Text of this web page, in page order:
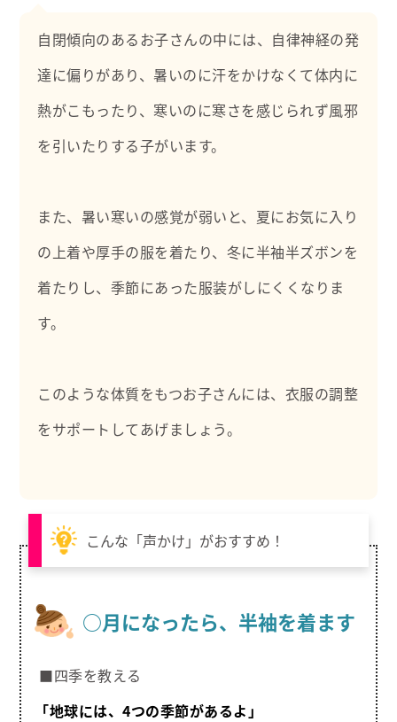
【職務経歴】
・心理相談、カウンセリング、心理療法、プレイセラピ
・心理検査（発達/知能/性格/認知/うつ/不安等）
・心理実習生の指導
・大学や研修会での講師
自閉傾向のあるお子さんの中には、自律神経の発
達に偏りがあり、暑いのに汗をかけなくて体内に
熱がこもったり、寒いのに寒さを感じられず風邪
を引いたりする子がいます。
また、暑い寒いの感覚が弱いと、夏にお気に入り
の上着や厚手の服を着たり、冬に半袖半ズボンを
着たりし、季節にあった服装がしにくくなりま
す。
このような体質をもつお子さんには、衣服の調整
をサポートしてあげましょう。
こんな「声かけ」がおすすめ！
○月になったら、半袖を着ます
■四季を教える
「地球には、4つの季節があるよ」